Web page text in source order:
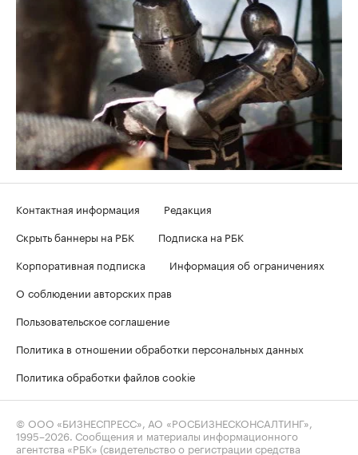
Контактная информация
Редакция
Скрыть баннеры на РБК
Подписка на РБК
Корпоративная подписка
Информация об ограничениях
О соблюдении авторских прав
Пользовательское соглашение
Политика в отношении обработки персональных данных
Политика обработки файлов cookie
© ООО «БИЗНЕСПРЕСС», АО «РОСБИЗНЕСКОНСАЛТИНГ»,
1995–2026. Сообщения и материалы информационного
агентства «РБК» (свидетельство о регистрации средства